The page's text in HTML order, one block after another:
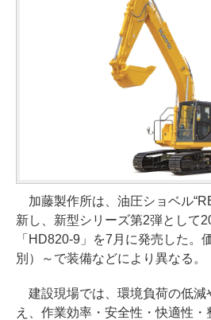
加藤製作所は、油圧ショベル
新し、新型シリーズ第2弾として
「HD820-9」を7月に発売した。
別）～で装備などにより異なる。
建設現場では、環境負荷の低減
え、作業効率・安全性・快適性